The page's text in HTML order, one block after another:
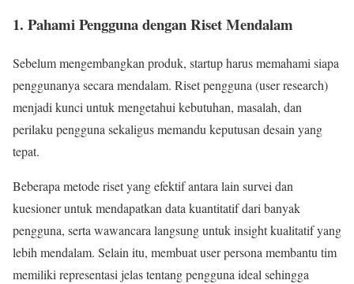
1. Pahami Pengguna dengan Riset Mendalam
Sebelum mengembangkan produk, startup harus memahami siapa
penggunanya secara mendalam. Riset pengguna (user research)
menjadi kunci untuk mengetahui kebutuhan, masalah, dan
perilaku pengguna sekaligus memandu keputusan desain yang
tepat.
Beberapa metode riset yang efektif antara lain survei dan
kuesioner untuk mendapatkan data kuantitatif dari banyak
pengguna, serta wawancara langsung untuk insight kualitatif yang
lebih mendalam. Selain itu, membuat user persona membantu tim
memiliki representasi jelas tentang pengguna ideal sehingga